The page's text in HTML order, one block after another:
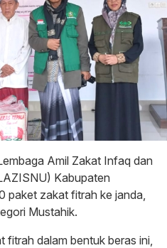
Amil Zakat Infaq dan
Kabupaten
paket zakat fitrah ke janda,
Mustahik.
dalam bentuk beras ini,